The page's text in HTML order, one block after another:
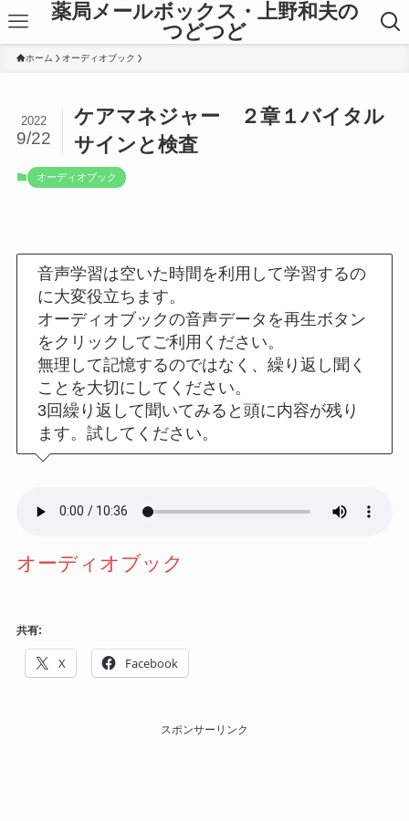
薬局メールボックス・上野和夫の
つどつど
ホーム オーディオブック
ケアマネジャー ２章１バイタル
サインと検査
2022
9/22
オーディオブック
音声学習は空いた時間を利用して学習するの
に大変役立ちます。
オーディオブックの音声データを再生ボタン
をクリックしてご利用ください。
無理して記憶するのではなく、繰り返し聞く
ことを大切にしてください。
3回繰り返して聞いてみると頭に内容が残り
ます。試してください。
オーディオブック
共有:
X Facebook
スポンサーリンク